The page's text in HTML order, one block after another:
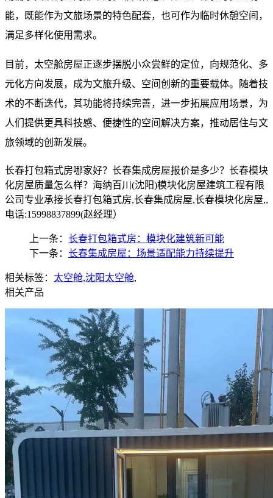
能，既能作为文旅场景的特色配套，也可作为临时休憩空间，
满足多样化使用需求。
目前，太空舱房屋正逐步摆脱小众尝鲜的定位，向规范化、多
元化方向发展，成为文旅升级、空间创新的重要载体。随着技
术的不断迭代，其功能将持续完善，进一步拓展应用场景，为
人们提供更具科技感、便捷性的空间解决方案，推动居住与文
旅领域的创新发展。
长春打包箱式房哪家好？长春集成房屋报价是多少？长春模块
化房屋质量怎么样？海纳百川(沈阳)模块化房屋建筑工程有限
公司专业承接长春打包箱式房,长春集成房屋,长春模块化房屋,,
电话:15998837899(赵经理）
上一条： 长春打包箱式房：模块化建筑新可能
下一条： 长春集成房屋：场景适配能力持续提升
相关标签： 太空舱,沈阳太空舱,
相关产品